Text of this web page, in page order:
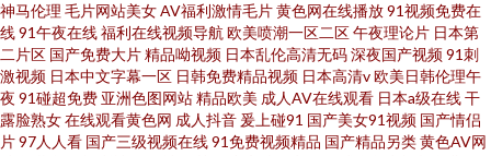
神马伦理 毛片网站美女AV福利激情毛片黄色网在线播放91视频免费在
线91午夜在线福利在线视频导航欧美喷潮一区二区午夜理论片 日本第
二片区 国产免费大片精品呦视频 日本乱伦高清无码深夜国产视频91刺
激视频 日本中文字幕一区 日韩免费精品视频 日本高清v欧美日韩伦理午
夜 91碰超免费 亚洲色图网站精品欧美 成人AV在线观看 日本a级在线干
露脸熟女在线观看黄色网 成人抖音 爰上碰91 国产美女91视频 国产情侣
片97人人看 国产三级视频在线91免费视频精品 国产精品另类黄色AV网